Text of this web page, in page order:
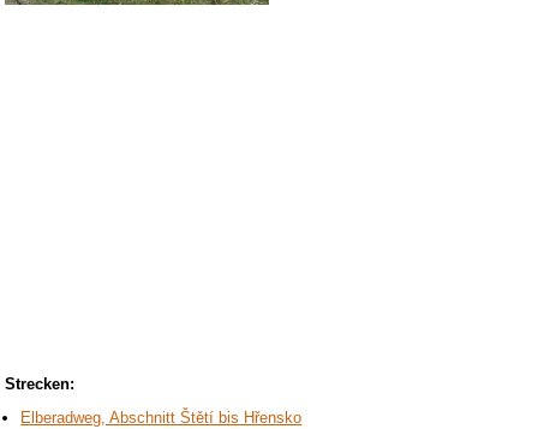
Strecken:
Elberadweg, Abschnitt Štětí bis Hřensko